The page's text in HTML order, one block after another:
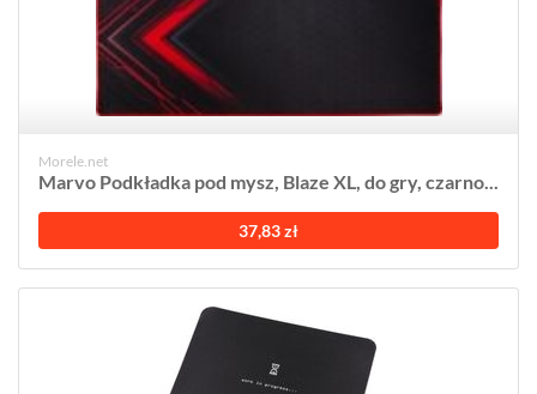
Morele.net
Marvo Podkładka pod mysz, Blaze XL, do gry, czarno...
37,83 zł